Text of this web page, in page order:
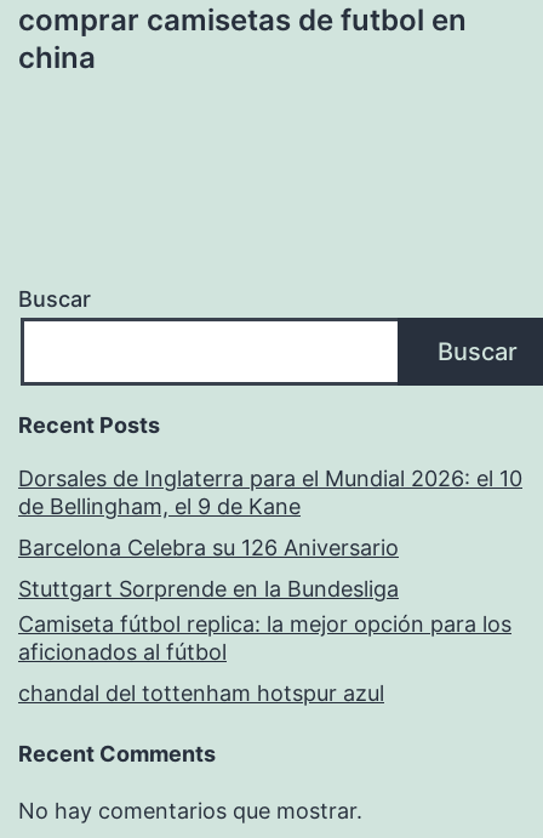
comprar camisetas de futbol en
china
Buscar
Buscar
Recent Posts
Dorsales de Inglaterra para el Mundial 2026: el 10
de Bellingham, el 9 de Kane
Barcelona Celebra su 126 Aniversario
Stuttgart Sorprende en la Bundesliga
Camiseta fútbol replica: la mejor opción para los
aficionados al fútbol
chandal del tottenham hotspur azul
Recent Comments
No hay comentarios que mostrar.